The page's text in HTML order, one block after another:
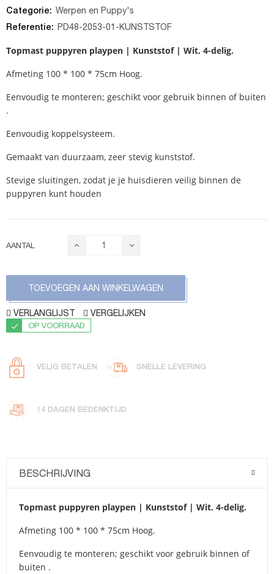
Categorie: Werpen en Puppy's
Referentie: PD48-2053-01-KUNSTSTOF
Topmast puppyren playpen | Kunststof | Wit. 4-delig.
Afmeting 100 * 100 * 75cm Hoog.
Eenvoudig te monteren; geschikt voor gebruik binnen of buiten
.
Eenvoudig koppelsysteem.
Gemaakt van duurzaam, zeer stevig kunststof.
Stevige sluitingen, zodat je je huisdieren veilig binnen de
puppyren kunt houden
AANTAL
TOEVOEGEN AAN WINKELWAGEN
VERLANGLIJST VERGELIJKEN
OP VOORRAAD
VELIG BETALEN SNELLE LEVERING
14 DAGEN BEDENKTIJD
BESCHRIJVING
Topmast puppyren playpen | Kunststof | Wit. 4-delig.
Afmeting 100 * 100 * 75cm Hoog.
Eenvoudig te monteren; geschikt voor gebruik binnen of
buiten .